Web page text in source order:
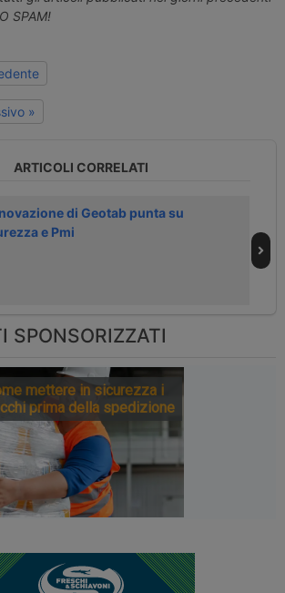
SPAM!
»
ARTICOLI CORRELATI
di Geotab punta su
e Pmi
SPONSORIZZATI
mettere in sicurezza i
prima della spedizione